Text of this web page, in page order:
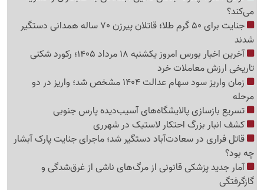
می‌کند؟
جنایت برای 50 گرم طلا؛ قاتلان پیرزن 70 ساله همدانی دستگیر
شدند
آخرین اخبار بورس امروز یکشنبه 18 مرداد 1405؛ رکورد شکنی
تاریخی ارزش معاملات خرد
زمان واریز سود سهام عدالت 1404 مشخص شد؛ واریز در دو
مرحله
تسریع بازسازی پالایشگاه‌های آسیب‌دیده پارس جنوبی
کشف انبار بزرگ احتکار لاستیک در شهرری
قاتل فراری در سعادت‌آباد دستگیر شد؛ ماجرای جنایت پارک آبشار
چه بود؟
آمار جدید پزشکی قانونی از مرگ‌های ناشی از غرق‌شدگی و
گازگرفتگی